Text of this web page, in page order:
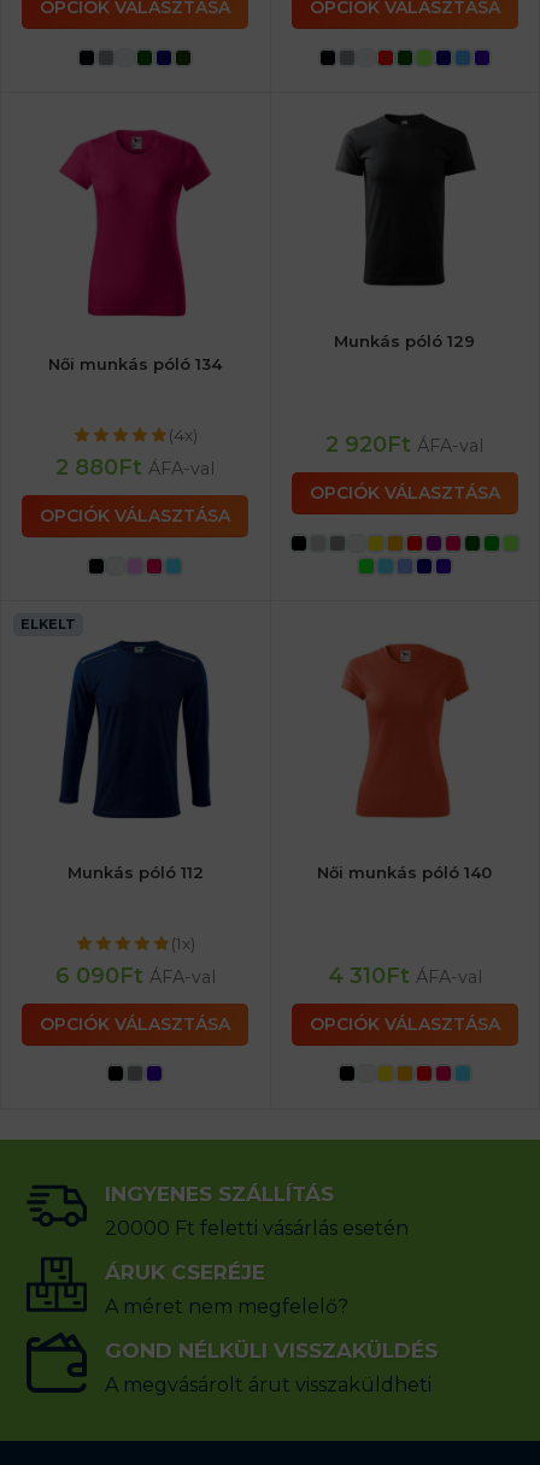
OPCIÓK VÁLASZTÁSA OPCIÓK VÁLASZTÁSA
Női munkás póló 134
(4x)
2 880Ft ÁFA-val
OPCIÓK VÁLASZTÁSA
Munkás póló 129
2 920Ft ÁFA-val
OPCIÓK VÁLASZTÁSA
ELKELT
Munkás póló 112
(1x)
6 090Ft ÁFA-val
OPCIÓK VÁLASZTÁSA
Női munkás póló 140
4 310Ft ÁFA-val
OPCIÓK VÁLASZTÁSA
INGYENES SZÁLLÍTÁS
20000 Ft feletti vásárlás esetén
ÁRUK CSERÉJE
A méret nem megfelelő?
GOND NÉLKÜLI VISSZAKÜLDÉS
A megvásárolt árut visszaküldheti